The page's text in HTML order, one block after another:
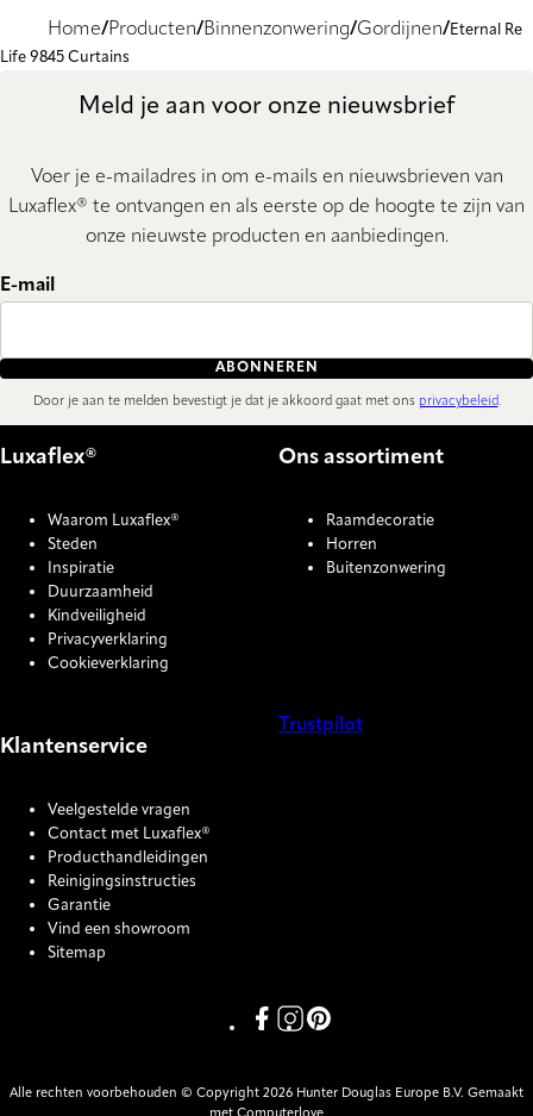
Home Producten Binnenzonwering Gordijnen
Eternal Re
Life 9845 Curtains
Meld je aan voor onze nieuwsbrief
Voer je e-mailadres in om e-mails en nieuwsbrieven van
Luxaflex® te ontvangen en als eerste op de hoogte te zijn van
onze nieuwste producten en aanbiedingen.
E-mail
ABONNEREN
Door je aan te melden bevestigt je dat je akkoord gaat met ons privacybeleid.
Luxaflex®
Waarom Luxaflex®
Steden
Inspiratie
Duurzaamheid
Kindveiligheid
Privacyverklaring
Cookieverklaring
Ons assortiment
Raamdecoratie
Horren
Buitenzonwering
Klantenservice
Veelgestelde vragen
Contact met Luxaflex®
Producthandleidingen
Reinigingsinstructies
Garantie
Vind een showroom
Sitemap
Trustpilot
Link missing Display text from
Link missing Display text
Link missing Display text
Alle rechten voorbehouden © Copyright 2026 Hunter Douglas Europe B.V. Gemaakt